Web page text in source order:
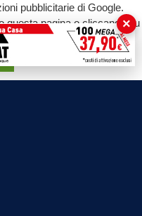
pubblicitarie di Google.
questa pagina o cliccando su
all'uso dei cookie.
×